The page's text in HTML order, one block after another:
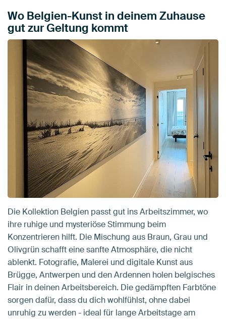
Wo Belgien-Kunst in deinem Zuhause
gut zur Geltung kommt
Die Kollektion Belgien passt gut ins Arbeitszimmer, wo
ihre ruhige und mysteriöse Stimmung beim
Konzentrieren hilft. Die Mischung aus Braun, Grau und
Olivgrün schafft eine sanfte Atmosphäre, die nicht
ablenkt. Fotografie, Malerei und digitale Kunst aus
Brügge, Antwerpen und den Ardennen holen belgisches
Flair in deinen Arbeitsbereich. Die gedämpften Farbtöne
sorgen dafür, dass du dich wohlfühlst, ohne dabei
unruhig zu werden - ideal für lange Arbeitstage am